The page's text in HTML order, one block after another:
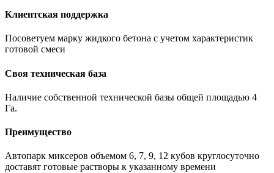
Клиентская поддержка
Посоветуем марку жидкого бетона с учетом характеристик
готовой смеси
Своя техническая база
Наличие собственной технической базы общей площадью 4
Га.
Преимущество
Автопарк миксеров объемом 6, 7, 9, 12 кубов круглосуточно
доставят готовые растворы к указанному времени